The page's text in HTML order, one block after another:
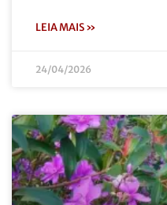
LEIA MAIS »
24/04/2026